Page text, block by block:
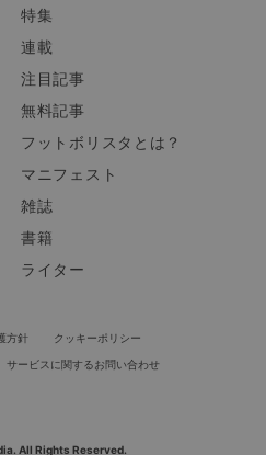
特集
連載
注目記事
無料記事
フットボリスタとは？
マニフェスト
雑誌
書籍
ライター
方針
クッキーポリシー
サービスに関するお問い合わせ
All Rights Reserved.